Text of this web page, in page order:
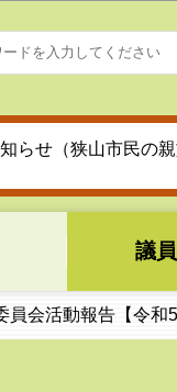
らせ（狭山市民の
議
員会活動報告【令和5